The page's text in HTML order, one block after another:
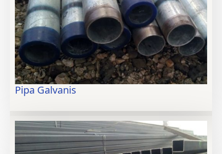
Pipa Galvanis